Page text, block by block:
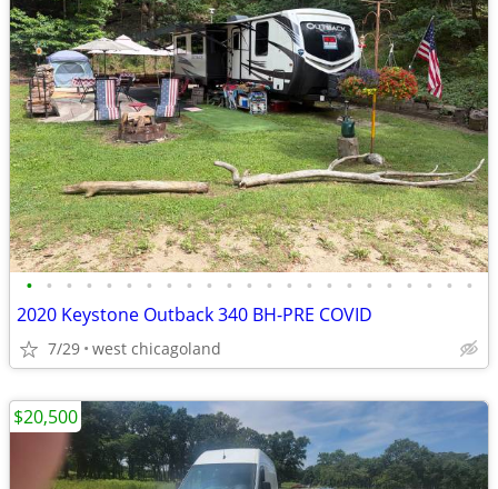
• • • • • • • • • • • • • • • • • • • • • • •
2020 Keystone Outback 340 BH-PRE COVID
7/29 west chicagoland
$20,500